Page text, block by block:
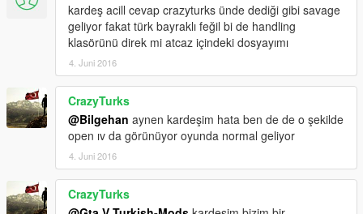
kardeş acill cevap crazyturks ünde dediği gibi savage
geliyor fakat türk bayraklı feğil bi de handling
klasörünü direk mi atcaz içindeki dosyayımı
4. Juni 2016
CrazyTurks
@Bilgehan aynen kardeşim hata ben de de o şekilde
open ıv da görünüyor oyunda normal geliyor
4. Juni 2016
CrazyTurks